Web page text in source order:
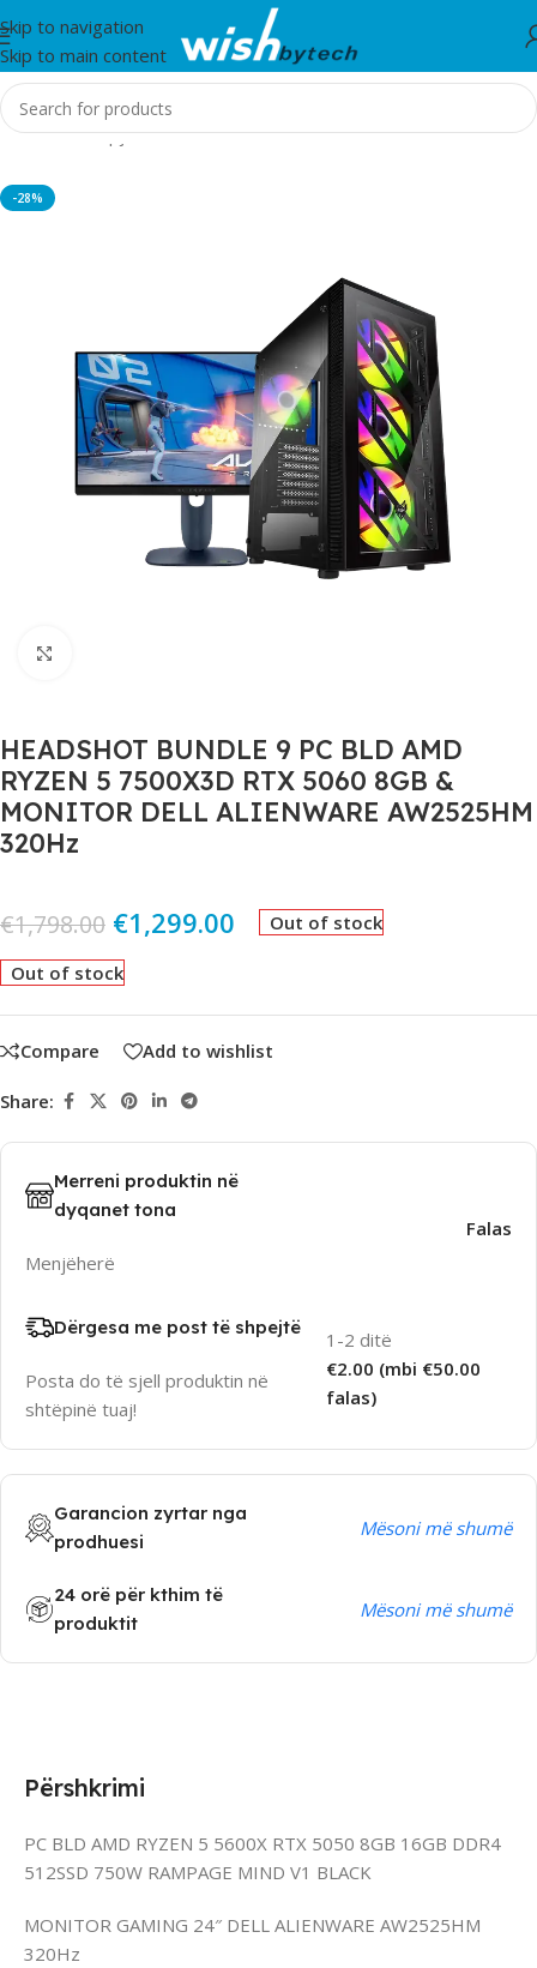
Skip to navigation
Skip to main content
Home/Kompjuter
-28%
HEADSHOT BUNDLE 9 PC BLD AMD
RYZEN 5 7500X3D RTX 5060 8GB &
MONITOR DELL ALIENWARE AW2525HM
320Hz
€1,798.00 €1,299.00 Out of stock
Out of stock
Compare Add to wishlist
Share:
Merreni produktin në
dyqanet tona
Menjëherë
Falas
Dërgesa me post të shpejtë
Posta do të sjell produktin në
shtëpinë tuaj!
1-2 ditë
€2.00 (mbi €50.00
falas)
Garancion zyrtar nga
prodhuesi
Mësoni më shumë
24 orë për kthim të
produktit
Mësoni më shumë
Përshkrimi
PC BLD AMD RYZEN 5 5600X RTX 5050 8GB 16GB DDR4
512SSD 750W RAMPAGE MIND V1 BLACK
MONITOR GAMING 24″ DELL ALIENWARE AW2525HM
320Hz